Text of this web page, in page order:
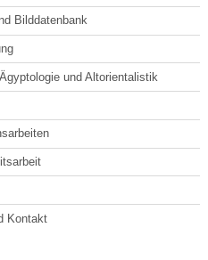
Bilddatenbank
und Altorientalistik
Kontakt